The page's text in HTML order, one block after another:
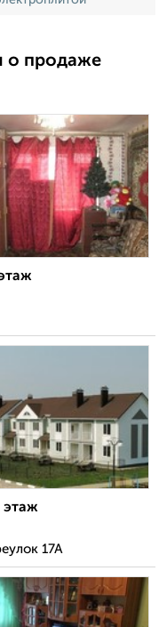
о продаже
этаж
17А